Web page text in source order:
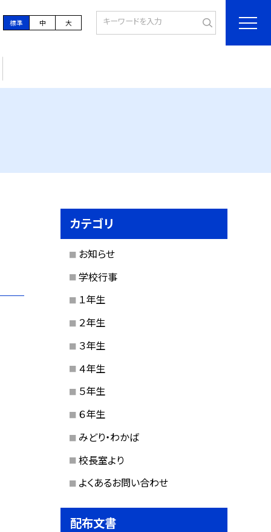
標準 中 大
カテゴリ
お知らせ
学校行事
１年生
２年生
３年生
４年生
５年生
６年生
みどり・わかば
校長室より
よくあるお問い合わせ
配布文書